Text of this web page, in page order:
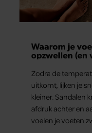
Waarom je
opzwellen (en
Zodra de
uitkomt, lijken je
kleiner. Sandalen
afdruk achter en
voelen je voeten